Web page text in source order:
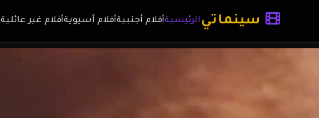
سينماتي الرئيسيةأفلام أجنبيةأفلام آسيويةأفلام غير عائلية